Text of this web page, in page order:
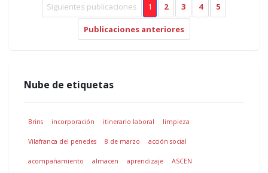
Siguientes publicaciones 1 2 3 4 5
Publicaciones anteriores
Nube de etiquetas
Brins incorporación itinerario laboral limpieza
Vilafranca del penedes 8 de marzo acción social
acompañamiento almacen aprendizaje ASCEN